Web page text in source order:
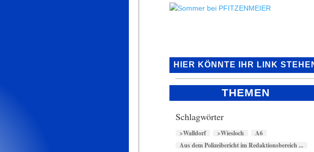
HIER KÖNNTE IHR LINK
THEMEN
Schlagwörter
>Walldorf >Wiesloch
A6
Aus dem Polizeibericht im Redaktionsbereich ...